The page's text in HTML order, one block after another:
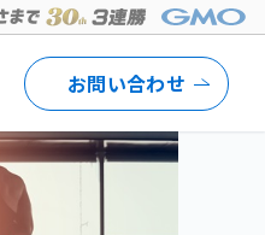
お問い合わせ